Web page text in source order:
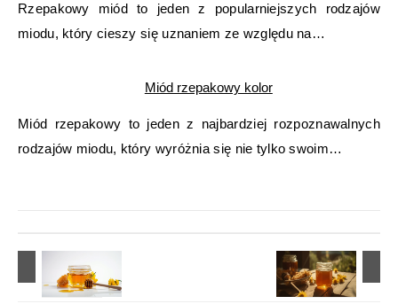
Rzepakowy miód to jeden z popularniejszych rodzajów
miodu, który cieszy się uznaniem ze względu na…
Miód rzepakowy kolor
Miód rzepakowy to jeden z najbardziej rozpoznawalnych
rodzajów miodu, który wyróżnia się nie tylko swoim…